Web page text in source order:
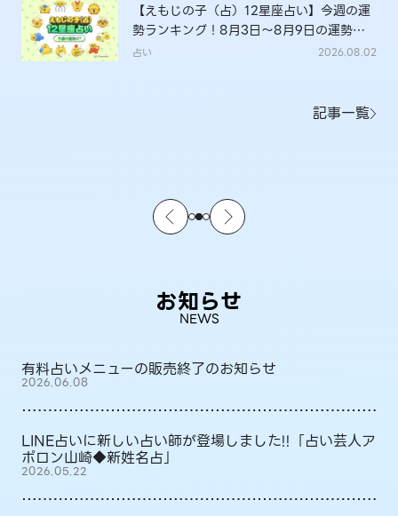
【えもじの子（占）12星座占い】今週の運
勢ランキング！8月3日～8月9日の運勢
は？
占い 2026.08.02
記事一覧
お知らせ
NEWS
有料占いメニューの販売終了のお知らせ
2026.06.08
LINE占いに新しい占い師が登場しました!!「占い芸人ア
ポロン山崎◆新姓名占」
2026.05.22